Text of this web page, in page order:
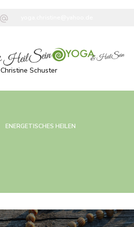
Christine Schuster
ENERGETISCHES HEILEN